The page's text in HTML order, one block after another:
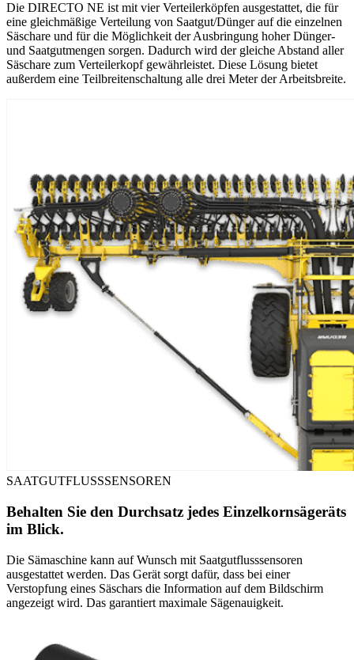
Die DIRECTO NE ist mit vier Verteilerköpfen ausgestattet, die für
eine gleichmäßige Verteilung von Saatgut/Dünger auf die einzelnen
Säschare und für die Möglichkeit der Ausbringung hoher Dünger-
und Saatgutmengen sorgen. Dadurch wird der gleiche Abstand aller
Säschare zum Verteilerkopf gewährleistet. Diese Lösung bietet
außerdem eine Teilbreitenschaltung alle drei Meter der Arbeitsbreite.
SAATGUTFLUSSSENSOREN
Behalten Sie den Durchsatz jedes Einzelkornsägeräts
im Blick.
Die Sämaschine kann auf Wunsch mit Saatgutflusssensoren
ausgestattet werden. Das Gerät sorgt dafür, dass bei einer
Verstopfung eines Säschars die Information auf dem Bildschirm
angezeigt wird. Das garantiert maximale Sägenauigkeit.